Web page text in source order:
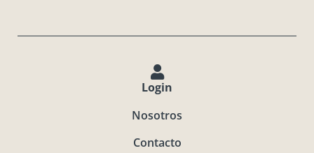
Login
Nosotros
Contacto